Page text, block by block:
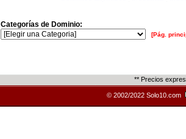
Categorías de Dominio:
[Pág.
** Precios
© 2002/2022 Solo10.com